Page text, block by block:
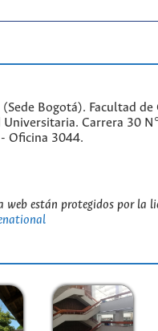
Bogotá). Facultad de
Carrera 30
Oficina 3044.
web están protegidos por la